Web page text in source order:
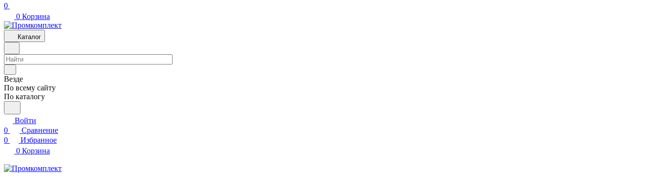
0
0 Корзина
Каталог
Везде
По всему сайту
По каталогу
Войти
0
Сравнение
0
Избранное
0 Корзина